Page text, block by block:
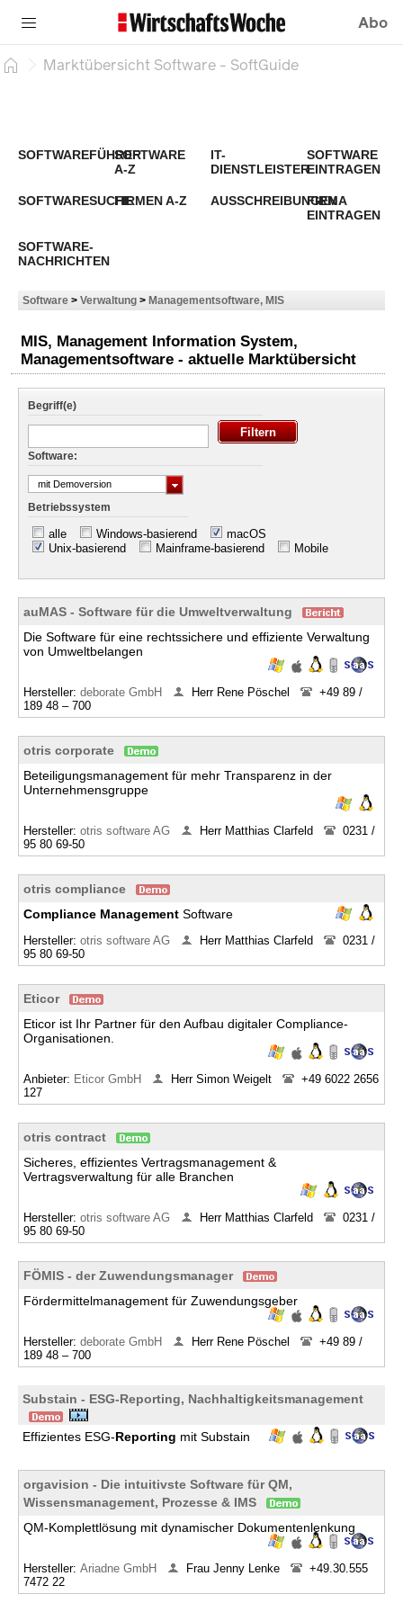
Abo
Marktübersicht Software - SoftGuide
SOFTWAREFÜHRERSOFTWARE
A-Z
IT-
DIENSTLEISTER
SOFTWARE
EINTRAGEN
SOFTWARESUCHEFIRMEN A-Z AUSSCHREIBUNGEN
FIRMA
EINTRAGEN
SOFTWARE-
NACHRICHTEN
Software > Verwaltung > Managementsoftware, MIS
MIS, Management Information System,
Managementsoftware - aktuelle Marktübersicht
Begriff(e)
Software:
mit Demoversion
Betriebssystem
alle Windows-basierend
macOS
Unix-basierend
Mainframe-basierend Mobile
auMAS - Software für die Umweltverwaltung
Die Software für eine rechtssichere und effiziente Verwaltung
von Umweltbelangen
Hersteller: deborate GmbH Herr Rene Pöschel
+49 89 /
189 48 – 700
otris corporate
Beteiligungsmanagement für mehr Transparenz in der
Unternehmensgruppe
Hersteller: otris software AG Herr Matthias Clarfeld
0231 /
95 80 69-50
otris compliance
Compliance Management Software
Hersteller: otris software AG Herr Matthias Clarfeld
0231 /
95 80 69-50
Eticor
Eticor ist Ihr Partner für den Aufbau digitaler Compliance-
Organisationen.
Anbieter: Eticor GmbH Herr Simon Weigelt
+49 6022 2656
127
otris contract
Sicheres, effizientes Vertragsmanagement &
Vertragsverwaltung für alle Branchen
Hersteller: otris software AG Herr Matthias Clarfeld
0231 /
95 80 69-50
FÖMIS - der Zuwendungsmanager
Fördermittelmanagement für Zuwendungsgeber
Hersteller: deborate GmbH Herr Rene Pöschel
+49 89 /
189 48 – 700
Substain - ESG-Reporting, Nachhaltigkeitsmanagement
Effizientes ESG-Reporting mit Substain
orgavision - Die intuitivste Software für QM,
Wissensmanagement, Prozesse & IMS
QM-Komplettlösung mit dynamischer Dokumentenlenkung
Hersteller: Ariadne GmbH Frau Jenny Lenke
+49.30.555
7472 22